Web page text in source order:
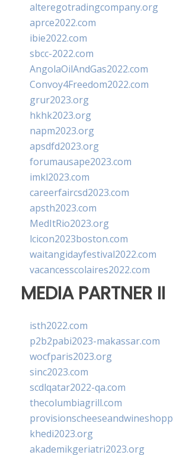
alteregotradingcompany.org
aprce2022.com
ibie2022.com
sbcc-2022.com
AngolaOilAndGas2022.com
Convoy4Freedom2022.com
grur2023.org
hkhk2023.org
napm2023.org
apsdfd2023.org
forumausape2023.com
imkl2023.com
careerfaircsd2023.com
apsth2023.com
MedItRio2023.org
lcicon2023boston.com
waitangidayfestival2022.com
vacancesscolaires2022.com
MEDIA PARTNER II
isth2022.com
p2b2pabi2023-makassar.com
wocfparis2023.org
sinc2023.com
scdlqatar2022-qa.com
thecolumbiagrill.com
khedi2023.org
akademikgeriatri2023.org